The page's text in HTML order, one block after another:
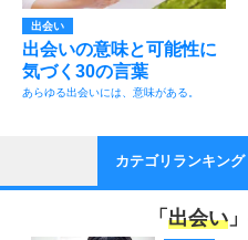
出会い
出会いの意味と可能性に
気づく30の言葉
あらゆる出会いには、意味がある。
カテゴリランキング
「 出会い